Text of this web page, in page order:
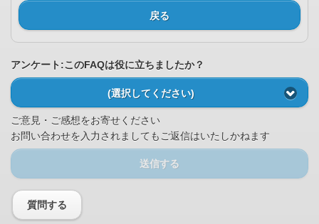
戻る
アンケート:このFAQは役に立ちましたか？
(選択してください)
ご意見・ご感想をお寄せください
お問い合わせを入力されましてもご返信はいたしかねます
送信する
質問する